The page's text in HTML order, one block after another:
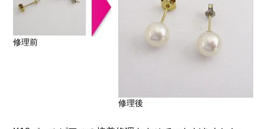
修理前
修理後